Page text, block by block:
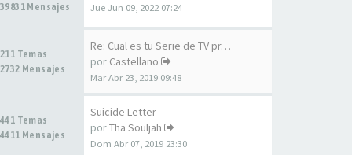
39831 Mensajes
Jue Jun 09, 2022 07:24
211 Temas
2732 Mensajes
Re: Cual es tu Serie de TV pr…
por Castellano
Mar Abr 23, 2019 09:48
441 Temas
4411 Mensajes
Suicide Letter
porTha Souljah
Dom Abr 07, 2019 23:30